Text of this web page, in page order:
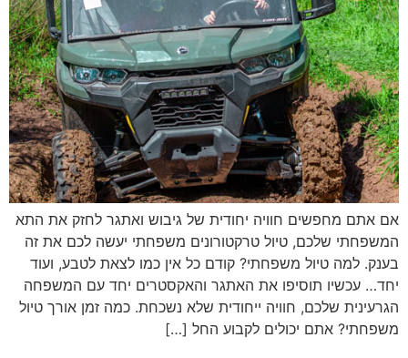
אם אתם מחפשים חוויה יחודית של גיבוש ואתגר לחזק את התא
המשפחתי שלכם, טיול טרקטורונים משפחתי יעשה לכם את זה
בענק. למה טיול משפחתי? קודם כל אין כמו לצאת לטבע, ועוד
יחד… עכשיו תוסיפו את האתגר והאקסטרים יחד עם המשפחה
הגרעינית שלכם, חוויה ייחודית שלא נשכחת. כמה זמן אורך טיול
משפחתי? אתם יכולים לקבוע החל […]